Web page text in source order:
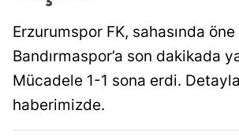
Erzurumspor FK, sahasında
Bandırmaspor’a son dakikada
Mücadele 1-1 sona erdi.
haberimizde.